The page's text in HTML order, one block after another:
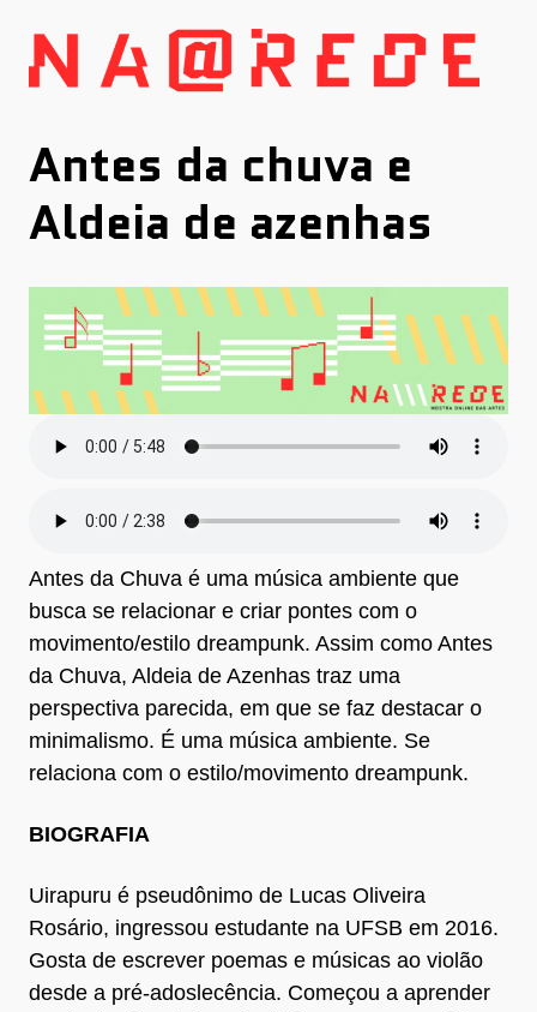
to
content
Antes da chuva e
Aldeia de azenhas
Antes da Chuva é uma música ambiente que
busca se relacionar e criar pontes com o
movimento/estilo dreampunk. Assim como Antes
da Chuva, Aldeia de Azenhas traz uma
perspectiva parecida, em que se faz destacar o
minimalismo. É uma música ambiente. Se
relaciona com o estilo/movimento dreampunk.
BIOGRAFIA
Uirapuru é pseudônimo de Lucas Oliveira
Rosário, ingressou estudante na UFSB em 2016.
Gosta de escrever poemas e músicas ao violão
desde a pré-adoslecência. Começou a aprender